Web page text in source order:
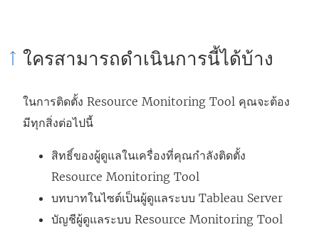
ใครสามารถดำเนินการนี้ได้บ้าง
ในการติดตั้ง Resource Monitoring Tool คุณจะต้อง
มีทุกสิ่งต่อไปนี้
สิทธิ์ของผู้ดูแลในเครื่องที่คุณกำลังติดตั้ง
Resource Monitoring Tool
บทบาทในไซต์เป็นผู้ดูแลระบบ Tableau Server
บัญชีผู้ดูแลระบบ Resource Monitoring Tool